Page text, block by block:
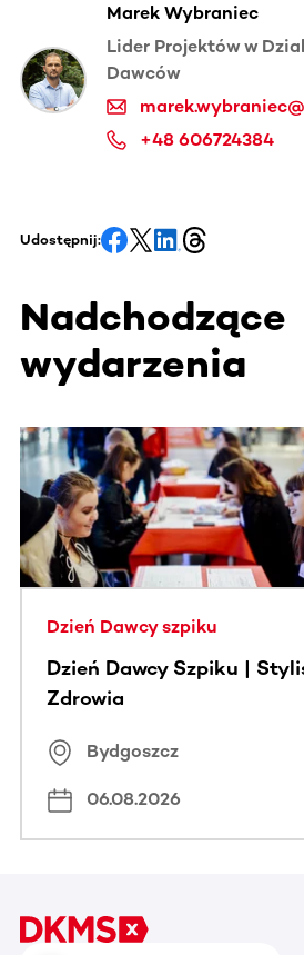
Marek Wybraniec
Lider Projektów w
Dawców
+48 606724384
Udostępnij:
Nadchodzące
wydarzenia
Ta sekcja zawiera treści
Dzień Dawcy szpiku
Dzień Dawcy Szpiku |
Zdrowia
Bydgoszcz
06.08.2026